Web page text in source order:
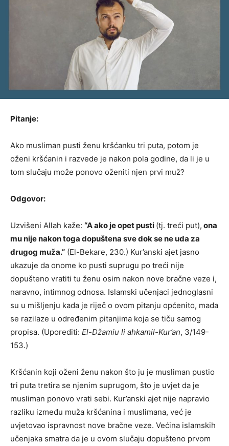
Pitanje:
Ako musliman pusti ženu kršćanku tri puta, potom je
oženi kršćanin i razvede je nakon pola godine, da li je u
tom slučaju može ponovo oženiti njen prvi muž?
Odgovor:
Uzvišeni Allah kaže: “A ako je opet pusti (tj. treći put), ona
mu nije nakon toga dopuštena sve dok se ne uda za
drugog muža.” (El-Bekare, 230.) Kur’anski ajet jasno
ukazuje da onome ko pusti suprugu po treći nije
dopušteno vratiti tu ženu osim nakon nove bračne veze i,
naravno, intimnog odnosa. Islamski učenjaci jednoglasni
su u mišljenju kada je riječ o ovom pitanju općenito, mada
se razilaze u određenim pitanjima koja se tiču samog
propisa. (Uporediti: El-Džamiu li ahkamil-Kur’an, 3/149-
153.)
Kršćanin koji oženi ženu nakon što ju je musliman pustio
tri puta tretira se njenim suprugom, što je uvjet da je
musliman ponovo vrati sebi. Kur’anski ajet nije napravio
razliku između muža kršćanina i muslimana, već je
uvjetovao ispravnost nove bračne veze. Većina islamskih
učenjaka smatra da je u ovom slučaju dopušteno prvom